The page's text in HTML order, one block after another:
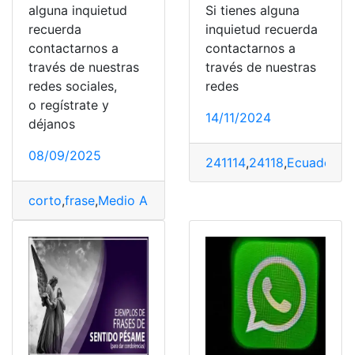
alguna inquietud
recuerda
contactarnos a
través de nuestras
redes sociales,
o regístrate y
déjanos
08/09/2025
corto,frase,Medio Ambiente
Si tienes alguna
inquietud recuerda
contactarnos a
través de nuestras
redes
14/11/2024
241114,24118,Ecuador